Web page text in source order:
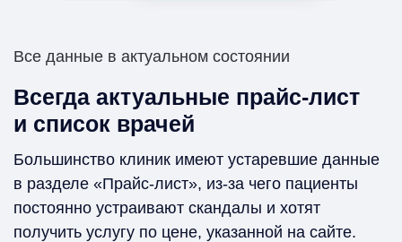
Все данные в актуальном состоянии
Всегда актуальные прайс-лист
и список врачей
Большинство клиник имеют устаревшие данные
в разделе «Прайс-лист», из-за чего пациенты
постоянно устраивают скандалы и хотят
получить услугу по цене, указанной на сайте.